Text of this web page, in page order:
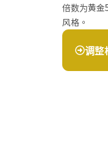
倍数为黄金
风格。
调整